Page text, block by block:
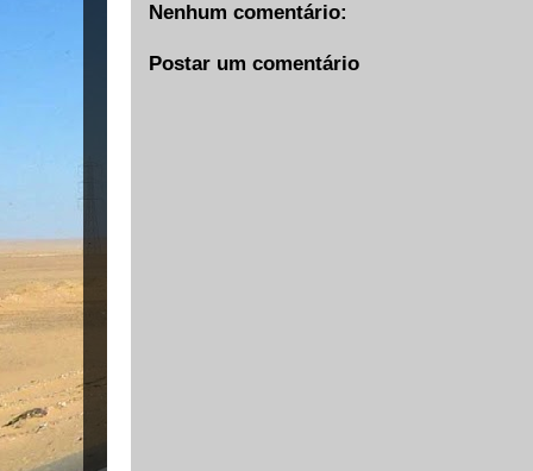
Nenhum comentário:
Postar um comentário